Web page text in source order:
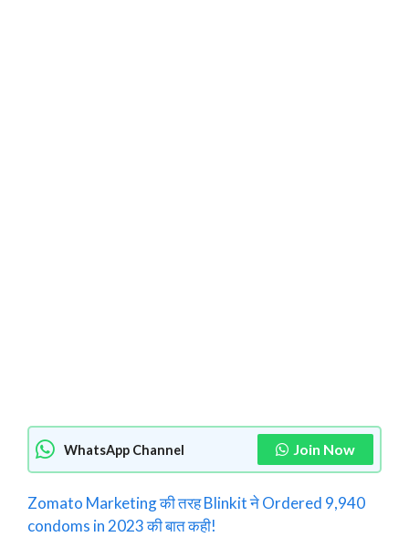
WhatsApp Channel Join Now
Zomato Marketing की तरह Blinkit ने Ordered 9,940
condoms in 2023 की बात कही!